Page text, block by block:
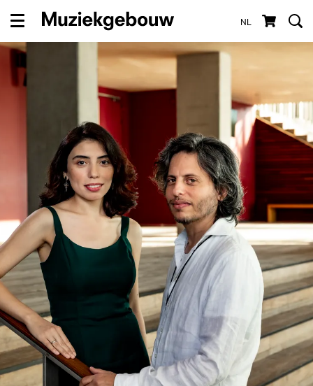
NL
Menu